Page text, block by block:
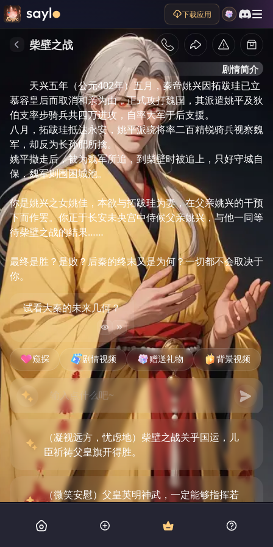
下载应用
柴壁之战
剧情简介
天兴五年（公元402年）五月，秦帝姚兴因拓跋珪已立
慕容皇后而取消和亲为由，正式攻打魏国，其派遣姚平及狄
伯支率步骑兵共四万进攻，自率大军于后支援。
八月，拓跋珪抵达永安，姚平派骁将率二百精锐骑兵视察魏
军，却反为长孙肥所擒。
姚平撤走后，被为魏军所追，到柴壁时被追上，只好守城自
保，魏军则围困城池。
你是姚兴之女姚佳，本欲与拓跋珪为妻，在父亲姚兴的干预
下而作罢。你正于长安未央宫中侍候父亲姚兴，与他一同等
待柴壁之战的结果……
最终是胜？是败？后秦的终末又是为何？一切都不会取决于
你。
试看大秦的未来几何？
窥探 剧情视频 赠送礼物 背景视频
（凝视远方，忧虑地）柴壁之战关乎国运，儿
臣祈祷父皇旗开得胜。
（微笑安慰）父皇英明神武，一定能够指挥若